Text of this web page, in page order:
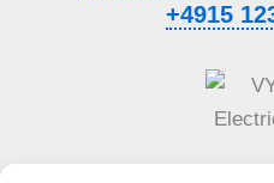
+4915